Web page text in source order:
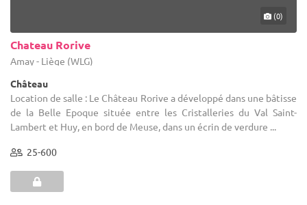
(0)
Chateau Rorive
Amay - Liège (WLG)
Château
Location de salle : Le Château Rorive a développé dans une bâtisse
de la Belle Epoque située entre les Cristalleries du Val Saint-
Lambert et Huy, en bord de Meuse, dans un écrin de verdure ...
25-600